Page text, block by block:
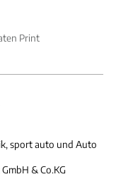
Print
sport auto und Auto
& Co.KG